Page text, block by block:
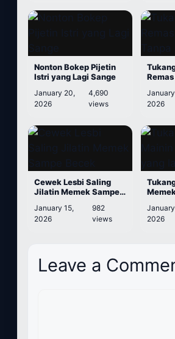
Nonton Bokep Pijetin
Istri yang Lagi Sange
January 20,
2026
4,690
views
2026
Cewek Lesbi Saling
Jilatin Memek Sampe
January 15,
2026
982
views
2026
Leave a